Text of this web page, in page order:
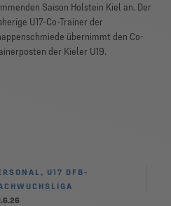
Saison Holstein Kiel an. Der
U17-Co-Trainer der
übernimmt den Co-
der Kieler U19.
U17 DFB-